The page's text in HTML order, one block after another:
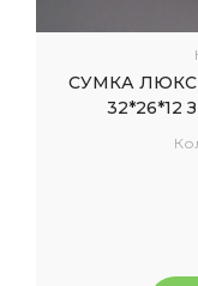
СУМКА
32*26*12